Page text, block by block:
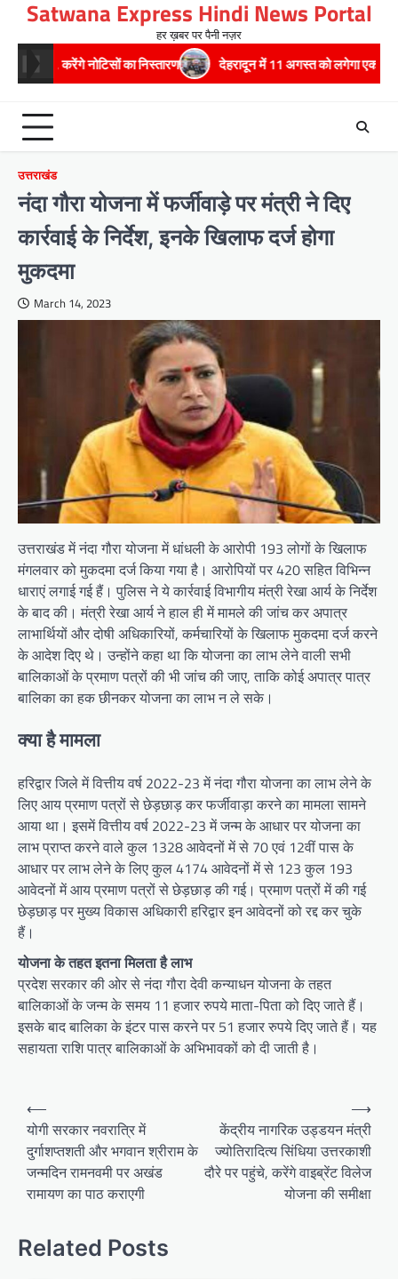
content
Satwana Express Hindi News Portal
हर ख़बर पर पैनी नज़र
का निस्तारण ​देहरादून में 11 अगस्त को लगेगा एक दिवसीय रोजगार मेला,
उत्तराखंड
नंदा गौरा योजना में फर्जीवाड़े पर मंत्री ने दिए
कार्रवाई के निर्देश, इनके खिलाफ दर्ज होगा
मुकदमा
March 14, 2023
उत्तराखंड में नंदा गौरा योजना में धांधली के आरोपी 193 लोगों के खिलाफ
मंगलवार को मुकदमा दर्ज किया गया है। आरोपियों पर 420 सहित विभिन्न
धाराएं लगाई गई हैं। पुलिस ने ये कार्रवाई विभागीय मंत्री रेखा आर्य के निर्देश
के बाद की। मंत्री रेखा आर्य ने हाल ही में मामले की जांच कर अपात्र
लाभार्थियों और दोषी अधिकारियों, कर्मचारियों के खिलाफ मुकदमा दर्ज करने
के आदेश दिए थे। उन्होंने कहा था कि योजना का लाभ लेने वाली सभी
बालिकाओं के प्रमाण पत्रों की भी जांच की जाए, ताकि कोई अपात्र पात्र
बालिका का हक छीनकर योजना का लाभ न ले सके।
क्या है मामला
हरिद्वार जिले में वित्तीय वर्ष 2022-23 में नंदा गौरा योजना का लाभ लेने के
लिए आय प्रमाण पत्रों से छेड़छाड़ कर फर्जीवाड़ा करने का मामला सामने
आया था। इसमें वित्तीय वर्ष 2022-23 में जन्म के आधार पर योजना का
लाभ प्राप्त करने वाले कुल 1328 आवेदनों में से 70 एवं 12वीं पास के
आधार पर लाभ लेने के लिए कुल 4174 आवेदनों में से 123 कुल 193
आवेदनों में आय प्रमाण पत्रों से छेड़छाड़ की गई। प्रमाण पत्रों में की गई
छेड़छाड़ पर मुख्य विकास अधिकारी हरिद्वार इन आवेदनों को रद्द कर चुके
हैं।
योजना के तहत इतना मिलता है लाभ
प्रदेश सरकार की ओर से नंदा गौरा देवी कन्याधन योजना के तहत
बालिकाओं के जन्म के समय 11 हजार रुपये माता-पिता को दिए जाते हैं।
इसके बाद बालिका के इंटर पास करने पर 51 हजार रुपये दिए जाते हैं। यह
सहायता राशि पात्र बालिकाओं के अभिभावकों को दी जाती है।
o
a
⟵
योगी सरकार नवरात्रि में
दुर्गाशप्तशती और भगवान श्रीराम के
जन्मदिन रामनवमी पर अखंड
रामायण का पाठ कराएगी
केंद्रीय नागरिक उड्डयन मंत्री
ज्योतिरादित्य सिंधिया उत्तरकाशी
दौरे पर पहुंचे, करेंगे वाइब्रेंट विलेज
योजना की समीक्षा
⟶
Related Posts